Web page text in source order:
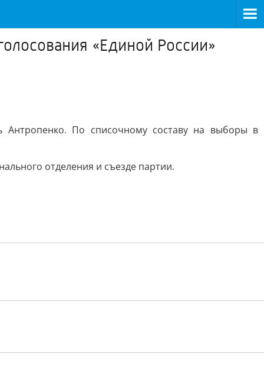
«Единой России»
По списочному составу на выборы в
отделения и съезде партии.